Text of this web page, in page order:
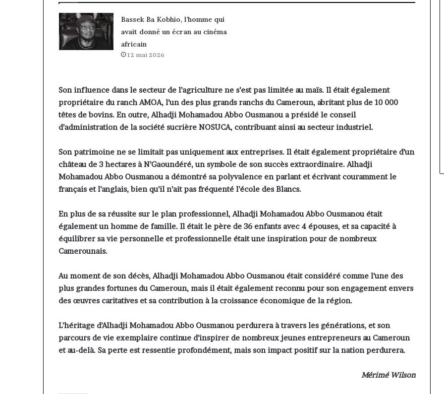
Bassek Ba Kobhio, l’homme qui
avait donné un écran au cinéma
africain
12 mai 2026
Son influence dans le secteur de l’agriculture ne s’est pas limitée au maïs. Il était également
propriétaire du ranch AMOA, l’un des plus grands ranchs du Cameroun, abritant plus de 10 000
têtes de bovins. En outre, Alhadji Mohamadou Abbo Ousmanou a présidé le conseil
d’administration de la société sucrière NOSUCA, contribuant ainsi au secteur industriel.
Son patrimoine ne se limitait pas uniquement aux entreprises. Il était également propriétaire d’un
château de 3 hectares à N’Gaoundéré, un symbole de son succès extraordinaire. Alhadji
Mohamadou Abbo Ousmanou a démontré sa polyvalence en parlant et écrivant couramment le
français et l’anglais, bien qu’il n’ait pas fréquenté l’école des Blancs.
En plus de sa réussite sur le plan professionnel, Alhadji Mohamadou Abbo Ousmanou était
également un homme de famille. Il était le père de 36 enfants avec 4 épouses, et sa capacité à
équilibrer sa vie personnelle et professionnelle était une inspiration pour de nombreux
Camerounais.
Au moment de son décès, Alhadji Mohamadou Abbo Ousmanou était considéré comme l’une des
plus grandes fortunes du Cameroun, mais il était également reconnu pour son engagement envers
des œuvres caritatives et sa contribution à la croissance économique de la région.
L’héritage d’Alhadji Mohamadou Abbo Ousmanou perdurera à travers les générations, et son
parcours de vie exemplaire continue d’inspirer de nombreux jeunes entrepreneurs au Cameroun
et au-delà. Sa perte est ressentie profondément, mais son impact positif sur la nation perdurera.
Mérimé Wilson